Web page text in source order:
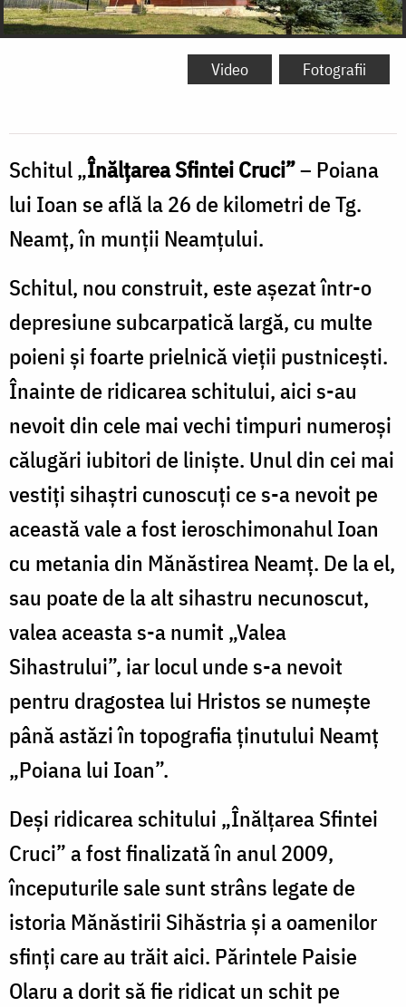
Video Fotografii
Schitul „Înălțarea Sfintei Cruci”– Poiana
lui Ioan se află la 26 de kilometri de Tg.
Neamț, în munții Neamțului.
Schitul, nou construit, este așezat într-o
depresiune subcarpatică largă, cu multe
poieni și foarte prielnică vieții pustnicești.
Înainte de ridicarea schitului, aici s-au
nevoit din cele mai vechi timpuri numeroși
călugări iubitori de liniște. Unul din cei mai
vestiți sihaștri cunoscuți ce s-a nevoit pe
această vale a fost ieroschimonahul Ioan
cu metania din Mănăstirea Neamț. De la el,
sau poate de la alt sihastru necunoscut,
valea aceasta s-a numit „Valea
Sihastrului”, iar locul unde s-a nevoit
pentru dragostea lui Hristos se numește
până astăzi în topografia ținutului Neamț
„Poiana lui Ioan”.
Deși ridicarea schitului „Înălțarea Sfintei
Cruci” a fost finalizată în anul 2009,
începuturile sale sunt strâns legate de
istoria Mănăstirii Sihăstria și a oamenilor
sfinți care au trăit aici. Părintele Paisie
Olaru a dorit să fie ridicat un schit pe